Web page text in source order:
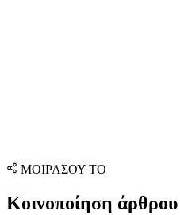
ΜΟΙΡΑΣΟΥ ΤΟ
Κοινοποίηση άρθρου